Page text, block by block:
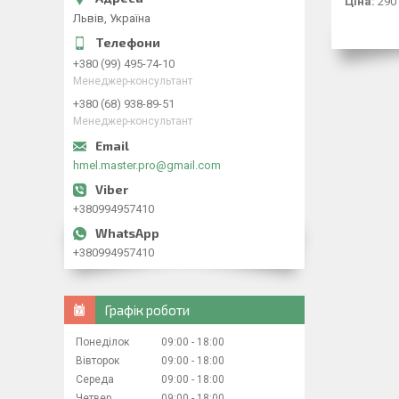
Львів, Україна
+380 (99) 495-74-10
Менеджер-консультант
+380 (68) 938-89-51
Менеджер-консультант
hmel.master.pro@gmail.com
+380994957410
+380994957410
Графік роботи
Понеділок 09:00
18:00
Вівторок
09:00
18:00
Середа
09:00
18:00